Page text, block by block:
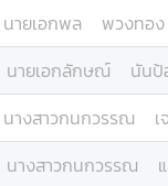
นายเอกพล พวงทอง
นายเอกลักษณ์ นันป้
นางสาวกนกวรรณ
นางสาวกนกวรรณ